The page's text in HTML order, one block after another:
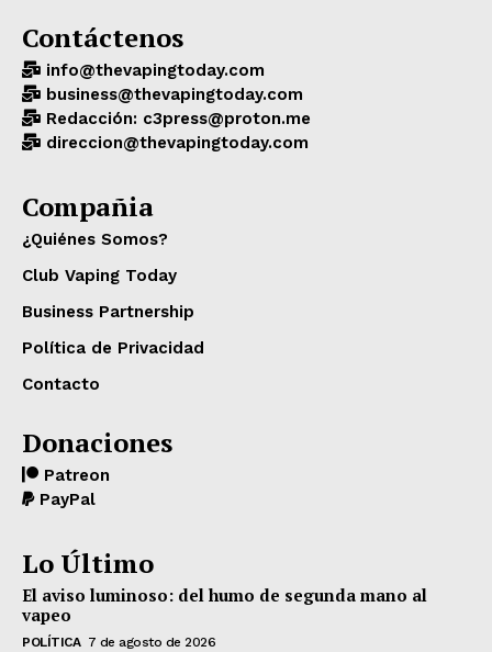
Contáctenos
info@thevapingtoday.com
business@thevapingtoday.com
Redacción: c3press@proton.me
direccion@thevapingtoday.com
Compañia
¿Quiénes Somos?
Club Vaping Today
Business Partnership
Política de Privacidad
Contacto
Donaciones
Patreon
PayPal
Lo Último
El aviso luminoso: del humo de segunda mano al
vapeo
POLÍTICA 7 de agosto de 2026